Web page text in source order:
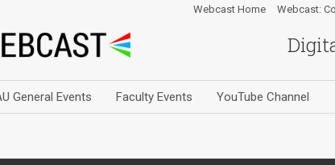
Webcast Home Webcast:
General Events Faculty Events YouTube Channel